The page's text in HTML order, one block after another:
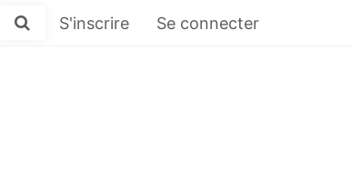
S'inscrire Se connecter